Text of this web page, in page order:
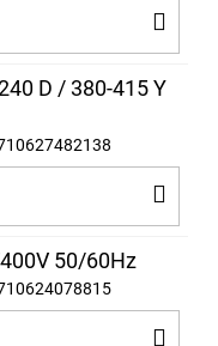
D / 380-415 Y
50/60Hz